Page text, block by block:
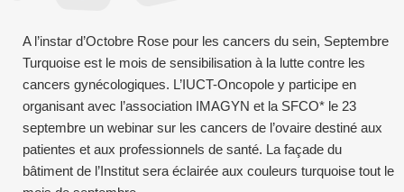
A l’instar d’Octobre Rose pour les cancers du sein, Septembre
Turquoise est le mois de sensibilisation à la lutte contre les
cancers gynécologiques. L’IUCT-Oncopole y participe en
organisant avec l’association IMAGYN et la SFCO* le 23
septembre un webinar sur les cancers de l’ovaire destiné aux
patientes et aux professionnels de santé. La façade du
bâtiment de l’Institut sera éclairée aux couleurs turquoise tout le